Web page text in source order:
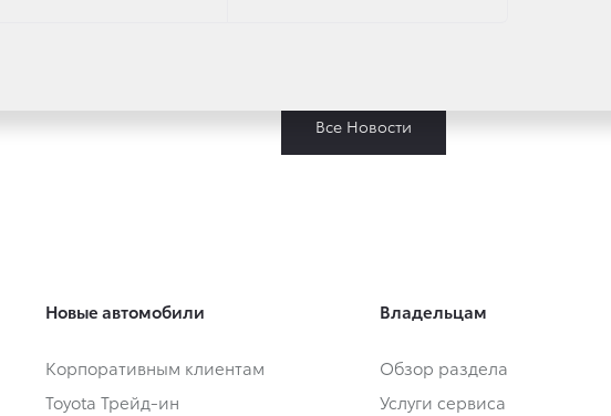
Все Новости
Новые автомобили
Корпоративным клиентам
Toyota Трейд-ин
Владельцам
Обзор раздела
Услуги сервиса